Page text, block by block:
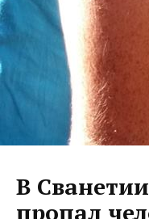
В
пропал